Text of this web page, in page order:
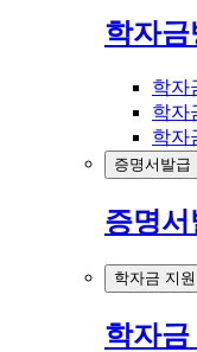
학자금
학자
학자
학자
증명서발급
증명서
학자금 지
학자